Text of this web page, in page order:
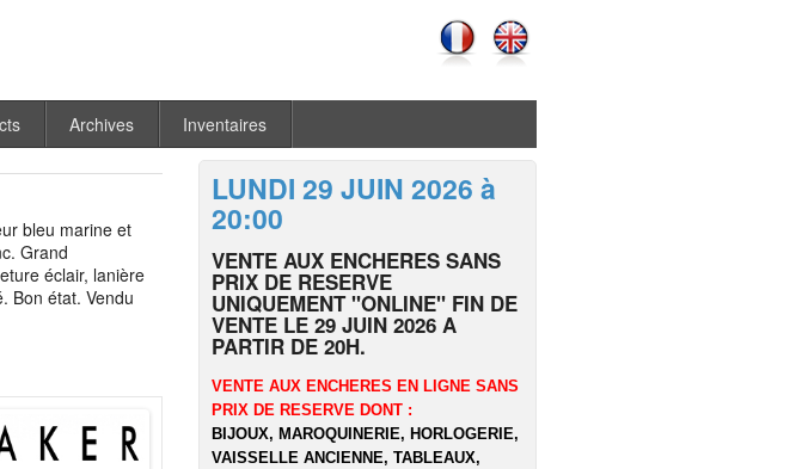
Archives Inventaires
bleu marine et
Grand
éclair, lanière
Bon état. Vendu
LUNDI 29 JUIN 2026 à
20:00
VENTE AUX ENCHERES SANS
PRIX DE RESERVE
UNIQUEMENT "ONLINE" FIN DE
VENTE LE 29 JUIN 2026 A
PARTIR DE 20H.
VENTE AUX ENCHERES EN LIGNE SANS
PRIX DE RESERVE DONT :
BIJOUX, MAROQUINERIE, HORLOGERIE,
VAISSELLE ANCIENNE, TABLEAUX,